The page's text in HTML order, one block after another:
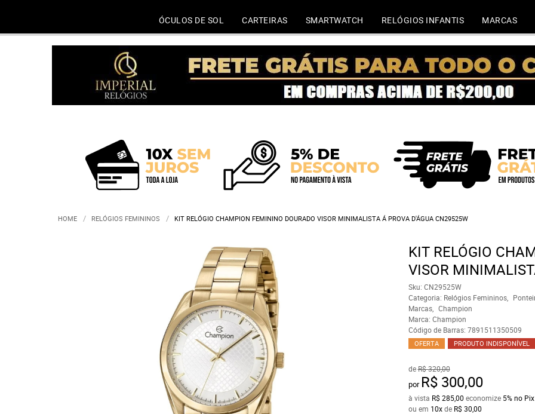
ÓCULOS DE SOL CARTEIRAS SMARTWATCH RELÓGIOS INFANTIS MARCAS
HOME RELÓGIOS FEMININOS KIT RELÓGIO CHAMPION FEMININO DOURADO VISOR MINIMALISTA Á PROVA D'ÁGUA CN29525W
KIT RELÓGIO
VISOR
Sku: CN29525W
Categoria: Relógios Femininos
Marcas
Champion
Marca: Champion
Código de Barras: 7891511350509
OFERTA PRODUTO INDISPONÍVEL
deR$ 320,00
por R$ 300,00
à vista R$ 285,00 economize 5% no Pix
ou em 10xde R$ 30,00